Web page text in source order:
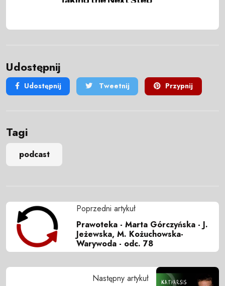
Udostępnij
Udostępnij Tweetnij Przypnij
Tagi
podcast
Poprzedni artykuł
Prawoteka - Marta Górczyńska - J.
Jeżewska, M. Kożuchowska-
Warywoda - odc. 78
Następny artykuł